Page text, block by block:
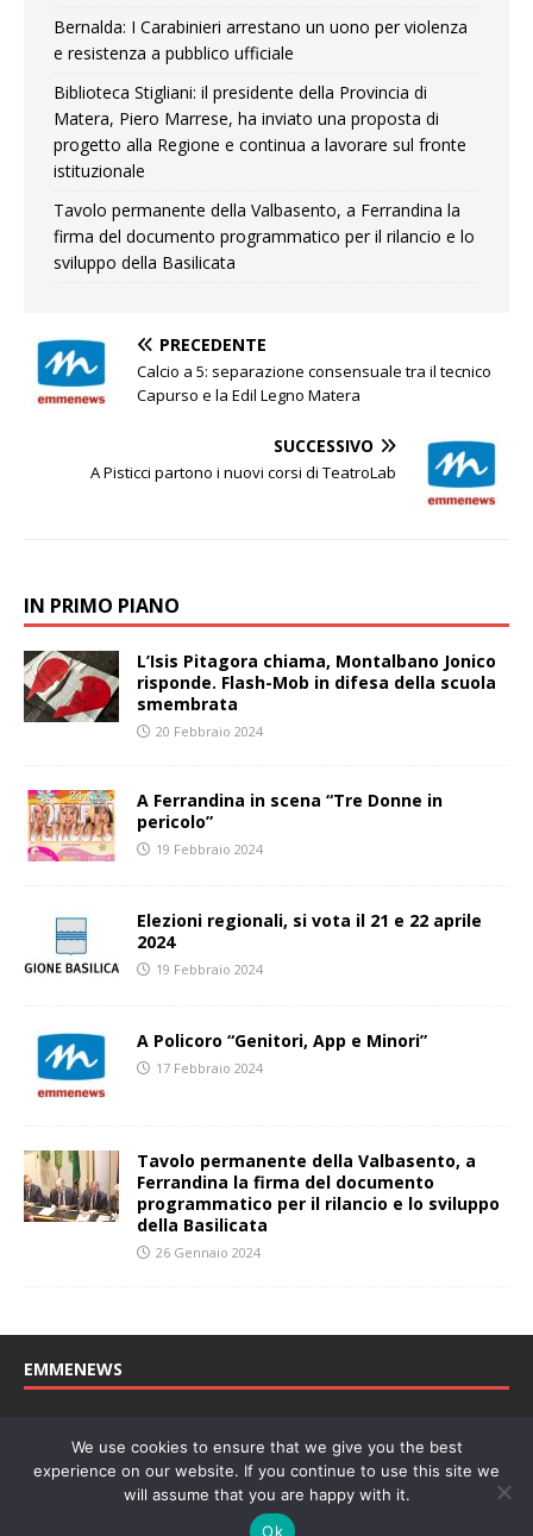
Bernalda: I Carabinieri arrestano un uono per violenza
e resistenza a pubblico ufficiale
Biblioteca Stigliani: il presidente della Provincia di
Matera, Piero Marrese, ha inviato una proposta di
progetto alla Regione e continua a lavorare sul fronte
istituzionale
Tavolo permanente della Valbasento, a Ferrandina la
firma del documento programmatico per il rilancio e lo
sviluppo della Basilicata
PRECEDENTE
Calcio a 5: separazione consensuale tra il tecnico
Capurso e la Edil Legno Matera
SUCCESSIVO
A Pisticci partono i nuovi corsi di TeatroLab
IN PRIMO PIANO
L’Isis Pitagora chiama, Montalbano Jonico
risponde. Flash-Mob in difesa della scuola
smembrata
20 Febbraio 2024
A Ferrandina in scena “Tre Donne in
pericolo”
19 Febbraio 2024
Elezioni regionali, si vota il 21 e 22 aprile
2024
19 Febbraio 2024
A Policoro “Genitori, App e Minori”
17 Febbraio 2024
Tavolo permanente della Valbasento, a
Ferrandina la firma del documento
programmatico per il rilancio e lo sviluppo
della Basilicata
26 Gennaio 2024
EMMENEWS
27/04/2011. Direttore Responsabile: Concetta Monzo, Editore: Deah
soc. coop. P. Iva: 01219430772
, un marchio di
We use cookies to ensure that we give you the best
experience on our website. If you continue to use this site we
will assume that you are happy with it.
Ok